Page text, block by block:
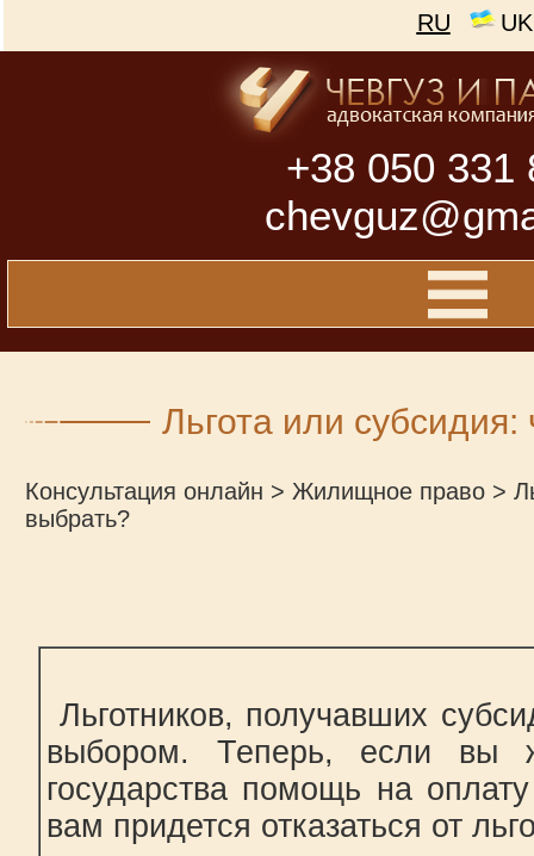
RU UK
+38 050 331
Льгота или субсидия:
Консультация онлайн > Жилищное право >
выбрать?
Льготников, получавших
выбором. Теперь, если вы
государства помощь на
вам придется отказаться от